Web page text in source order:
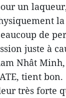
un
de
juste à
Nhât Minh,
tient bon.
très forte